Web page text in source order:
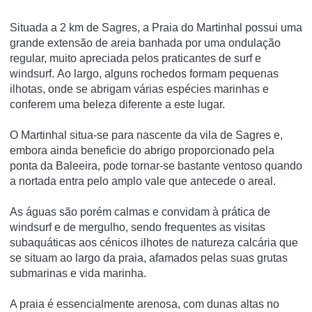
Situada a 2 km de Sagres, a Praia do Martinhal possui uma
grande extensão de areia banhada por uma ondulação
regular, muito apreciada pelos praticantes de surf e
windsurf. Ao largo, alguns rochedos formam pequenas
ilhotas, onde se abrigam várias espécies marinhas e
conferem uma beleza diferente a este lugar.
O Martinhal situa-se para nascente da vila de Sagres e,
embora ainda beneficie do abrigo proporcionado pela
ponta da Baleeira, pode tornar-se bastante ventoso quando
a nortada entra pelo amplo vale que antecede o areal.
As águas são porém calmas e convidam à prática de
windsurf e de mergulho, sendo frequentes as visitas
subaquáticas aos cénicos ilhotes de natureza calcária que
se situam ao largo da praia, afamados pelas suas grutas
submarinas e vida marinha.
A praia é essencialmente arenosa, com dunas altas no